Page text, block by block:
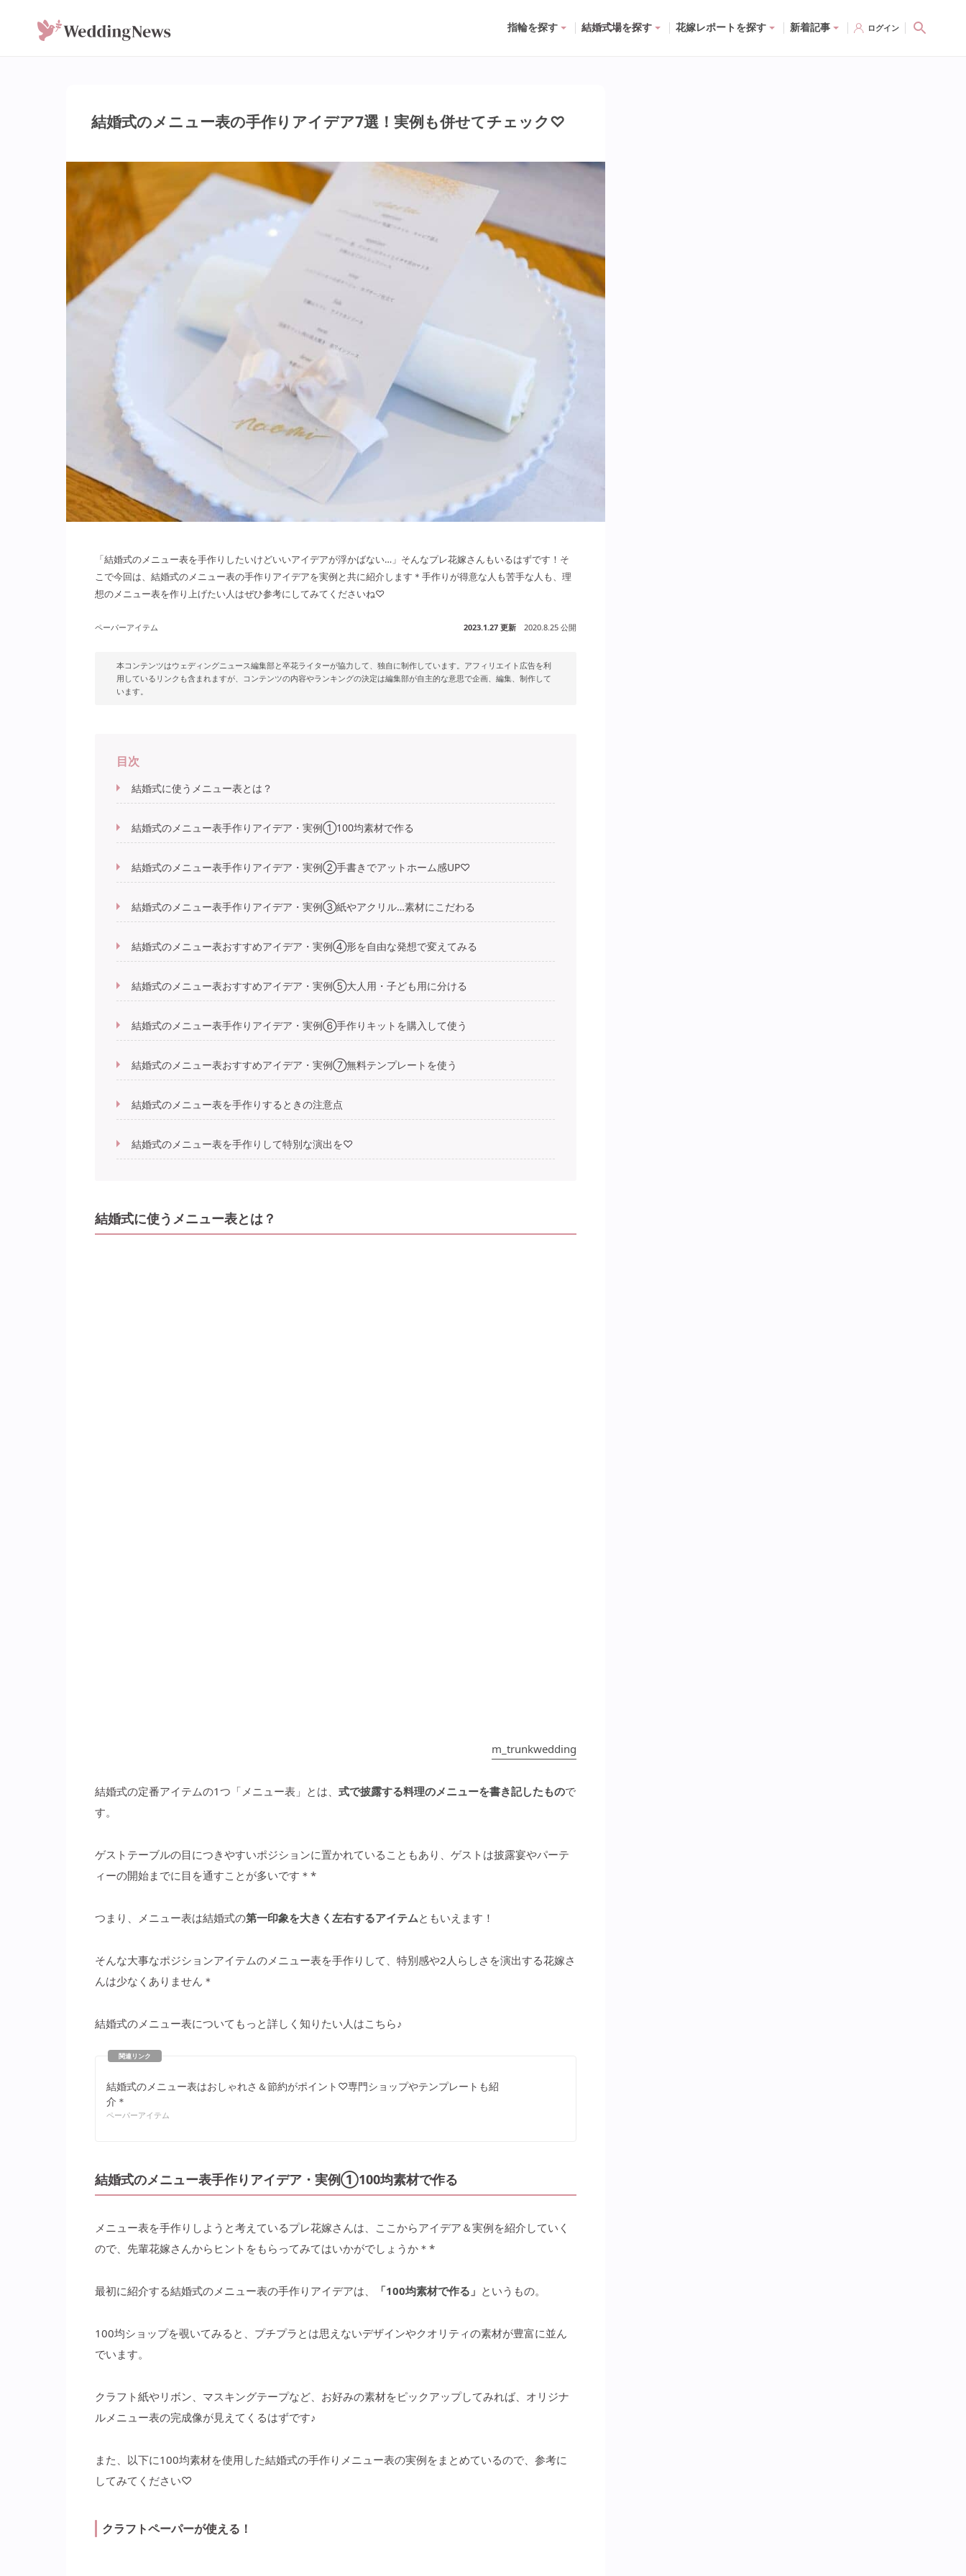
指輪を探す 結婚式場を探す 花嫁レポートを探す 新着記事 ログイン
結婚式のメニュー表の手作りアイデア7選！実例も併せてチェック♡
「結婚式のメニュー表を手作りしたいけどいいアイデアが浮かばない…」そんなプレ花嫁さんもいるはずです！そ
こで今回は、結婚式のメニュー表の手作りアイデアを実例と共に紹介します＊手作りが得意な人も苦手な人も、理
想のメニュー表を作り上げたい人はぜひ参考にしてみてくださいね♡
ペーパーアイテム 2023.1.27 更新 2020.8.25 公開
本コンテンツはウェディングニュース編集部と卒花ライターが協力して、独自に制作しています。アフィリエイト広告を利
用しているリンクも含まれますが、コンテンツの内容やランキングの決定は編集部が自主的な意思で企画、編集、制作して
います。
目次
結婚式に使うメニュー表とは？
結婚式のメニュー表手作りアイデア・実例①100均素材で作る
結婚式のメニュー表手作りアイデア・実例②手書きでアットホーム感UP♡
結婚式のメニュー表手作りアイデア・実例③紙やアクリル…素材にこだわる
結婚式のメニュー表おすすめアイデア・実例④形を自由な発想で変えてみる
結婚式のメニュー表おすすめアイデア・実例⑤大人用・子ども用に分ける
結婚式のメニュー表手作りアイデア・実例⑥手作りキットを購入して使う
結婚式のメニュー表おすすめアイデア・実例⑦無料テンプレートを使う
結婚式のメニュー表を手作りするときの注意点
結婚式のメニュー表を手作りして特別な演出を♡
結婚式に使うメニュー表とは？
m_trunkwedding
結婚式の定番アイテムの1つ「メニュー表」とは、 式で披露する料理のメニューを書き記したもので
す。
ゲストテーブルの目につきやすいポジションに置かれていることもあり、ゲストは披露宴やパーテ
ィーの開始までに目を通すことが多いです＊*
つまり、メニュー表は結婚式の第一印象を大きく左右するアイテムともいえます！
そんな大事なポジションアイテムのメニュー表を手作りして、特別感や2人らしさを演出する花嫁さ
んは少なくありません＊
結婚式のメニュー表についてもっと詳しく知りたい人はこちら♪
結婚式のメニュー表はおしゃれさ＆節約がポイント♡専門ショップやテンプレートも紹
介＊
ペーパーアイテム
結婚式のメニュー表手作りアイデア・実例①100均素材で作る
メニュー表を手作りしようと考えているプレ花嫁さんは、ここからアイデア＆実例を紹介していく
ので、先輩花嫁さんからヒントをもらってみてはいかがでしょうか＊*
最初に紹介する結婚式のメニュー表の手作りアイデアは、 「100均素材で作る」 というもの。
100均ショップを覗いてみると、プチプラとは思えないデザインやクオリティの素材が豊富に並ん
でいます。
クラフト紙やリボン、マスキングテープなど、お好みの素材をピックアップしてみれば、オリジナ
ルメニュー表の完成像が見えてくるはずです♪
また、以下に100均素材を使用した結婚式の手作りメニュー表の実例をまとめているので、参考に
してみてください♡
クラフトペーパーが使える！